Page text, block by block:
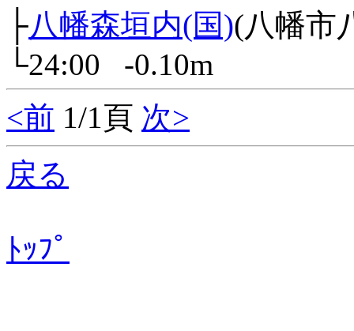
├八幡森垣内(国)(八幡市
└24:00 -0.10m
<前 1/1頁 次>
戻る
ﾄｯﾌﾟ